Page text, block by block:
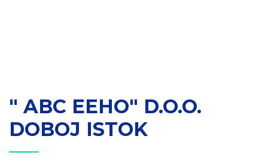
" ABC EEHO" D.O.O.
DOBOJ ISTOK